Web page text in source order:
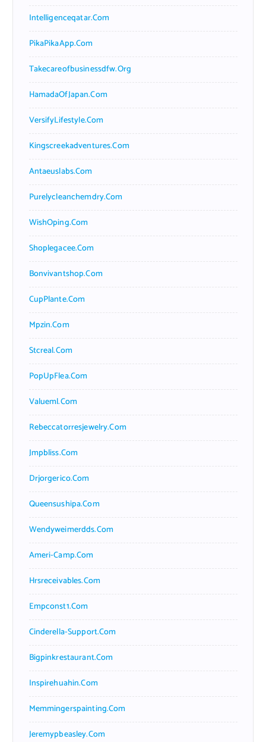
Intelligenceqatar.com
PikaPikaApp.com
Takecareofbusinessdfw.org
HamadaOfJapan.com
VersifyLifestyle.com
Kingscreekadventures.com
Antaeuslabs.com
Purelycleanchemdry.com
WishOping.com
Shoplegacee.com
Bonvivantshop.com
CupPlante.com
Mpzin.com
Stcreal.com
PopUpFlea.com
Valueml.com
Rebeccatorresjewelry.com
Jmpbliss.com
Drjorgerico.com
Queensushipa.com
Wendyweimerdds.com
Ameri-Camp.com
Hrsreceivables.com
Empconst1.com
Cinderella-Support.com
Bigpinkrestaurant.com
Inspirehuahin.com
Memmingerspainting.com
Jeremypbeasley.com